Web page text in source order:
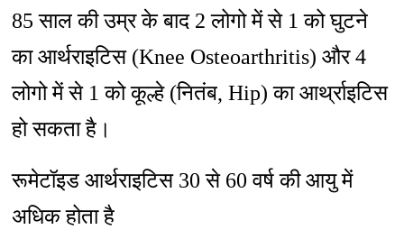
85 साल की उम्र के बाद 2 लोगो में से 1 को घुटने
का आर्थराइटिस (Knee Osteoarthritis) और 4
लोगो में से 1 को कूल्हे (नितंब, Hip) का आर्थ्राइटिस
हो सकता है।
रूमेटॉइड आर्थराइटिस 30 से 60 वर्ष की आयु में
अधिक होता है